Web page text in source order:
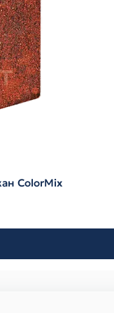
ColorMix